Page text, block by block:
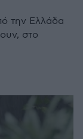
την Ελλάδα
στο